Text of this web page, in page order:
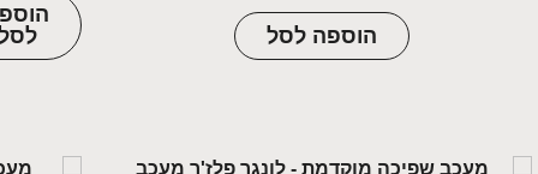
font_download סמן קישורים
הוספה לסל
הוספה
לסל